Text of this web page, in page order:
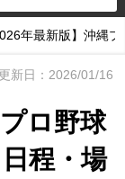
年最新版】沖縄
更新日：2026/01/16
ロ野球
程・場